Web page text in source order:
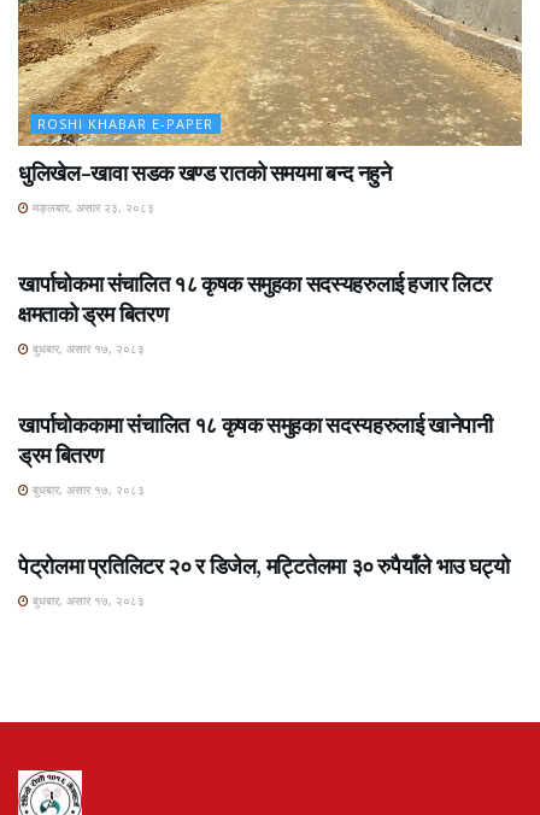
ROSHI KHABAR E-PAPER
धुलिखेल–खावा सडक खण्ड रातको समयमा बन्द नहुने
मङ्लबार, असार २३, २०८३
खार्पाचोकमा संचालित १८ कृषक समुहका सदस्यहरुलाई हजार लिटर
क्षमताको ड्रम बितरण
बुधबार, असार १७, २०८३
खार्पाचोककामा संचालित १८ कृषक समुहका सदस्यहरुलाई खानेपानी
ड्रम बितरण
बुधबार, असार १७, २०८३
पेट्रोलमा प्रतिलिटर २० र डिजेल, मट्टितेलमा ३० रुपैयाँले भाउ घट्यो
बुधबार, असार १७, २०८३